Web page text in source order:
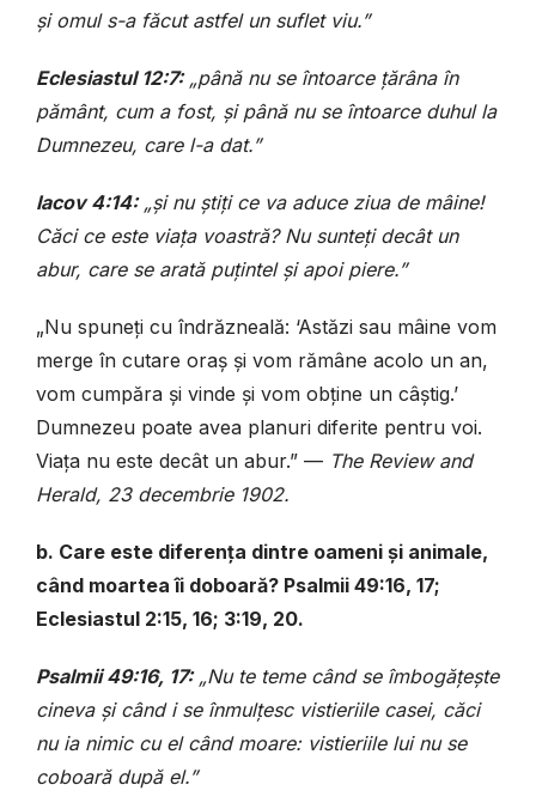
și omul s-a făcut astfel un suflet viu.”
Eclesiastul 12:7:„până nu se întoarce țărâna în
pământ, cum a fost, și până nu se întoarce duhul la
Dumnezeu, care l-a dat.”
Iacov 4:14:„și nu știți ce va aduce ziua de mâine!
Căci ce este viața voastră? Nu sunteți decât un
abur, care se arată puțintel și apoi piere.”
„Nu spuneți cu îndrăzneală: ‘Astăzi sau mâine vom
merge în cutare oraș și vom rămâne acolo un an,
vom cumpăra și vinde și vom obține un câștig.’
Dumnezeu poate avea planuri diferite pentru voi.
Viața nu este decât un abur.” — The Review and
Herald, 23 decembrie 1902.
b. Care este diferența dintre oameni și animale,
când moartea îi doboară? Psalmii 49:16, 17;
Eclesiastul 2:15, 16; 3:19, 20.
Psalmii 49:16, 17:„Nu te teme când se îmbogățește
cineva și când i se înmulțesc vistieriile casei, căci
nu ia nimic cu el când moare: vistieriile lui nu se
coboară după el.”